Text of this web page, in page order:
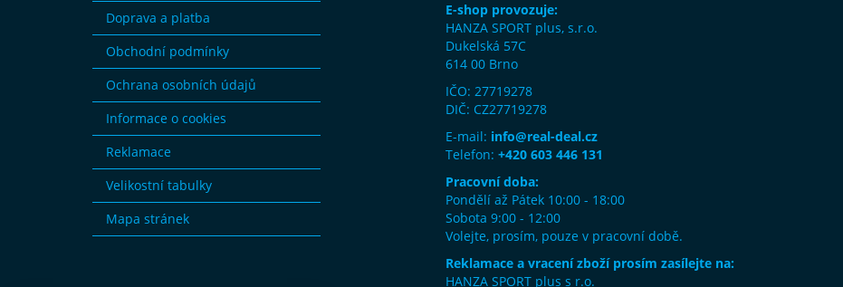
Doprava a platba
Obchodní podmínky
Ochrana osobních údajů
Informace o cookies
Reklamace
Velikostní tabulky
Mapa stránek
E-shop provozuje:
HANZA SPORT plus, s.r.o.
Dukelská 57C
614 00 Brno
IČO: 27719278
DIČ: CZ27719278
E-mail: info@real-deal.cz
Telefon: +420 603 446 131
Pracovní doba:
Pondělí až Pátek 10:00 - 18:00
Sobota 9:00 - 12:00
Volejte, prosím, pouze v pracovní době.
Reklamace a vracení zboží prosím zasílejte na:
HANZA SPORT plus s r.o.